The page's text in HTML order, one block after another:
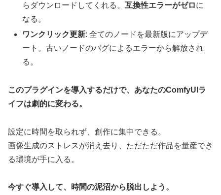
らダウンロードしてくれる。互換性エラーがゼロに
なる。
ワンクリック更新: 全てのノードを最新版にアップデ
ート。古いノードのバグによるエラーから解放され
る。
このプラグインを導入するだけで、あなたのComfyUIラ
イフは劇的に変わる。
設定に時間を取られず、創作に集中できる。
画像生成のストレスが消え去り、ただただ作品を量産でき
る環境が手に入る。
今すぐ導入して、時間の泥沼から脱出しよう。